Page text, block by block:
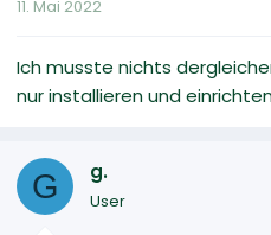
11. Mai 2022
Ich musste nichts
nur installieren und
G g.
User